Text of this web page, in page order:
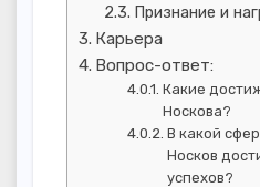
Признание и
Карьера
Вопрос-ответ:
Какие
Носкова?
В какой
Носков
успехов?